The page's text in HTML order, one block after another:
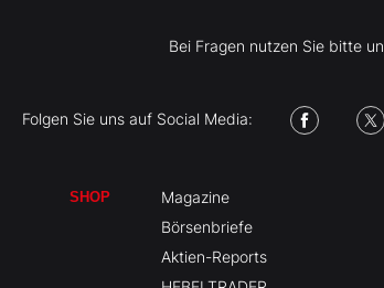
Bei Fragen nutzen Sie bitte
Folgen Sie uns auf Social Media:
SHOP
Magazine
Börsenbriefe
Aktien-Reports